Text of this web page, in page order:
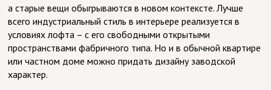
а старые вещи обыгрываются в новом контексте. Лучше
всего индустриальный стиль в интерьере реализуется в
условиях лофта – с его свободными открытыми
пространствами фабричного типа. Но и в обычной квартире
или частном доме можно придать дизайну заводской
характер.